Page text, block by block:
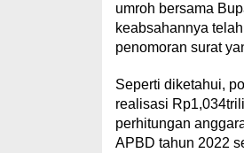
umroh bersama
keabsahannya
penomoran surat
Seperti diketahui,
realisasi
perhitungan
APBD tahun 2022